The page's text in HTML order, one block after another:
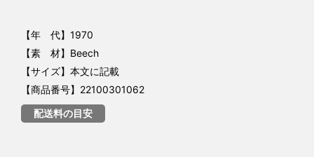
【年 代】1970
【素 材】Beech
【サイズ】本文に記載
【商品番号】22100301062
配送料の目安